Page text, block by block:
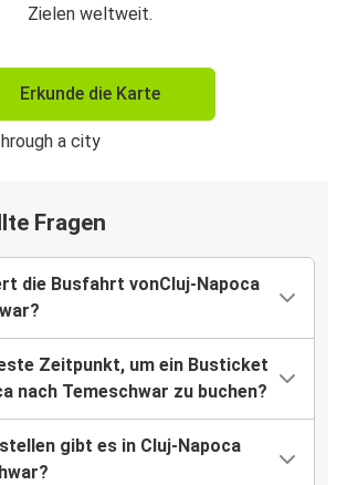
Zielen weltweit.
Erkunde die Karte
Fragen
die Busfahrt vonCluj-Napoca
Zeitpunkt, um ein Busticket
nach Temeschwar zu buchen?
gibt es in Cluj-Napoca